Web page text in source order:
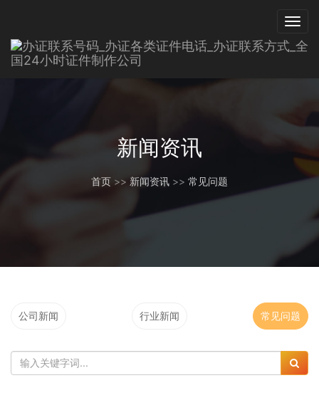
新闻资讯
首页 >> 新闻资讯 >> 常见问题
公司新闻 行业新闻 常见问题